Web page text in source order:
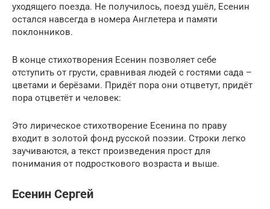
уходящего поезда. Не получилось, поезд ушёл, Есенин
остался навсегда в номера Англетера и памяти
поклонников.
В конце стихотворения Есенин позволяет себе
отступить от грусти, сравнивая людей с гостями сада –
цветами и берёзами. Придёт пора они отцветут, придёт
пора отцветёт и человек:
Это лирическое стихотворение Есенина по праву
входит в золотой фонд русской поэзии. Строки легко
заучиваются, а текст произведения прост для
понимания от подросткового возраста и выше.
Есенин Сергей